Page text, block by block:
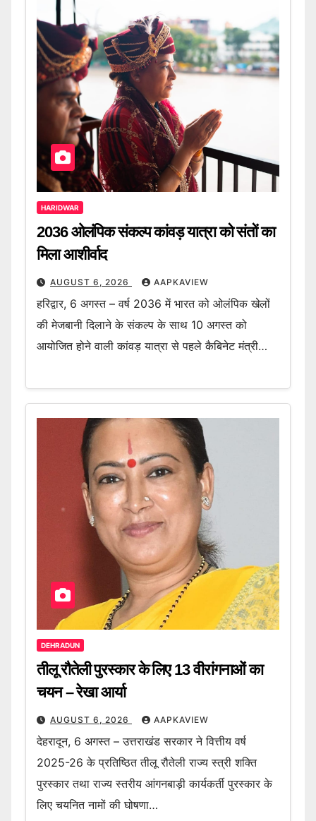
HARIDWAR
2036 ओलंपिक संकल्प कांवड़ यात्रा को संतों का
मिला आशीर्वाद
AUGUST 6, 2026 AAPKAVIEW
हरिद्वार, 6 अगस्त – वर्ष 2036 में भारत को ओलंपिक खेलों
की मेजबानी दिलाने के संकल्प के साथ 10 अगस्त को
आयोजित होने वाली कांवड़ यात्रा से पहले कैबिनेट मंत्री…
DEHRADUN
तीलू रौतेली पुरस्कार के लिए 13 वीरांगनाओं का
चयन – रेखा आर्या
AUGUST 6, 2026 AAPKAVIEW
देहरादून, 6 अगस्त – उत्तराखंड सरकार ने वित्तीय वर्ष
2025-26 के प्रतिष्ठित तीलू रौतेली राज्य स्त्री शक्ति
पुरस्कार तथा राज्य स्तरीय आंगनबाड़ी कार्यकर्ती पुरस्कार के
लिए चयनित नामों की घोषणा…